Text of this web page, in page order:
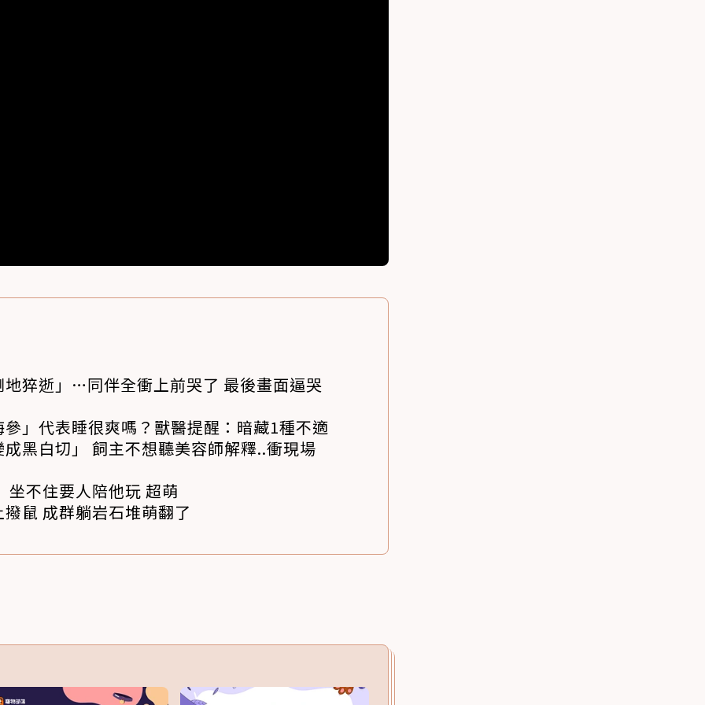
猝逝」…同伴全衝上前哭了 最後畫面逼哭
」代表睡很爽嗎？獸醫提醒：暗藏1種不適
黑白切」 飼主不想聽美容師解釋..衝現場
坐不住要人陪他玩 超萌
鼠 成群躺岩石堆萌翻了